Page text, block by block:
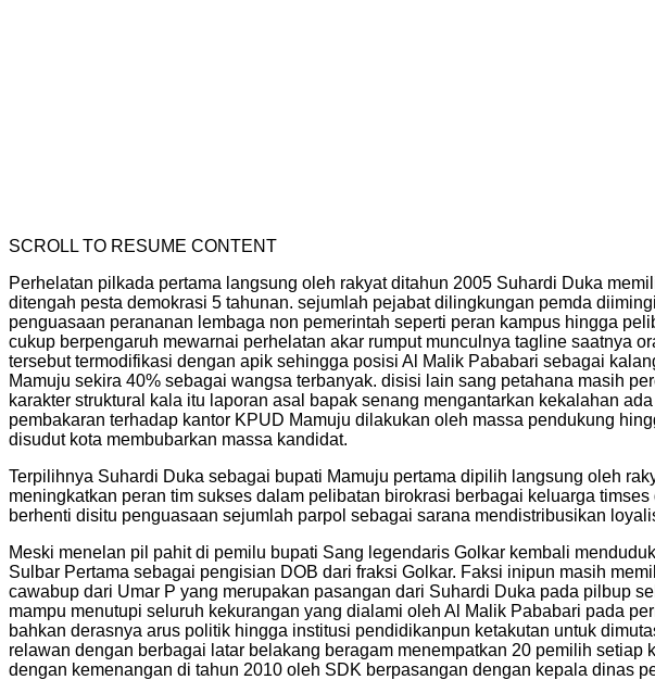
SCROLL TO RESUME CONTENT
Perhelatan pilkada pertama langsung oleh rakyat ditahun 2005 Suhardi Duka
ditengah pesta demokrasi 5 tahunan. sejumlah pejabat dilingkungan pemda
penguasaan perananan lembaga non pemerintah seperti peran kampus hingga
cukup berpengaruh mewarnai perhelatan akar rumput munculnya tagline saatnya
tersebut termodifikasi dengan apik sehingga posisi Al Malik Pababari sebagai
Mamuju sekira 40% sebagai wangsa terbanyak. disisi lain sang petahana masih
karakter struktural kala itu laporan asal bapak senang mengantarkan kekalahan
pembakaran terhadap kantor KPUD Mamuju dilakukan oleh massa pendukung
disudut kota membubarkan massa kandidat.
Terpilihnya Suhardi Duka sebagai bupati Mamuju pertama dipilih langsung oleh
meningkatkan peran tim sukses dalam pelibatan birokrasi berbagai keluarga
berhenti disitu penguasaan sejumlah parpol sebagai sarana mendistribusikan
Meski menelan pil pahit di pemilu bupati Sang legendaris Golkar kembali
Sulbar Pertama sebagai pengisian DOB dari fraksi Golkar. Faksi inipun masih
cawabup dari Umar P yang merupakan pasangan dari Suhardi Duka pada pilbup
mampu menutupi seluruh kekurangan yang dialami oleh Al Malik Pababari pada
bahkan derasnya arus politik hingga institusi pendidikanpun ketakutan untuk
relawan dengan berbagai latar belakang beragam menempatkan 20 pemilih
dengan kemenangan di tahun 2010 oleh SDK berpasangan dengan kepala dinas